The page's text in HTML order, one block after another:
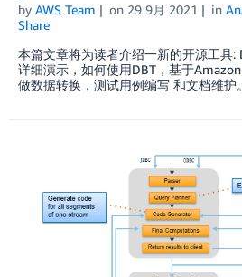
by AWS Team on 29 9月 2021 in
Share
本篇文章将为读者介绍一新的开源工具:
详细演示，如何使用DBT，基于
做数据转换，测试用例编写 和文档维护。